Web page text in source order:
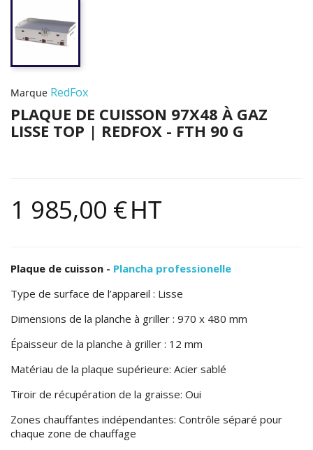
Marque RedFox
PLAQUE DE CUISSON 97X48 À GAZ
LISSE TOP | REDFOX - FTH 90 G
1 985,00 €HT
Plaque de cuisson - Plancha professionelle
Type de surface de l’appareil : Lisse
Dimensions de la planche à griller : 970 x 480 mm
Épaisseur de la planche à griller : 12 mm
Matériau de la plaque supérieure: Acier sablé
Tiroir de récupération de la graisse: Oui
Zones chauffantes indépendantes: Contrôle séparé pour
chaque zone de chauffage